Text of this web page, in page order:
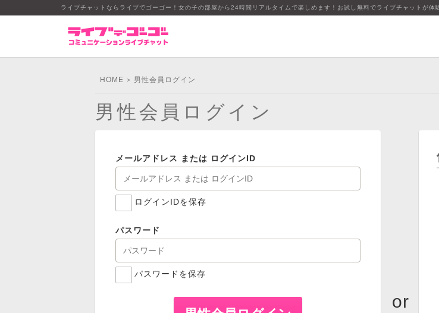
ライブチャットならライブでゴーゴー！女の子の部屋から24時間リアルタイムで楽しめます！お試し無料でライブチャットが体
HOME > 男性会員ログイン
男性会員ログイン
メールアドレス または ログインID
ログインIDを保存
パスワード
パスワードを保存